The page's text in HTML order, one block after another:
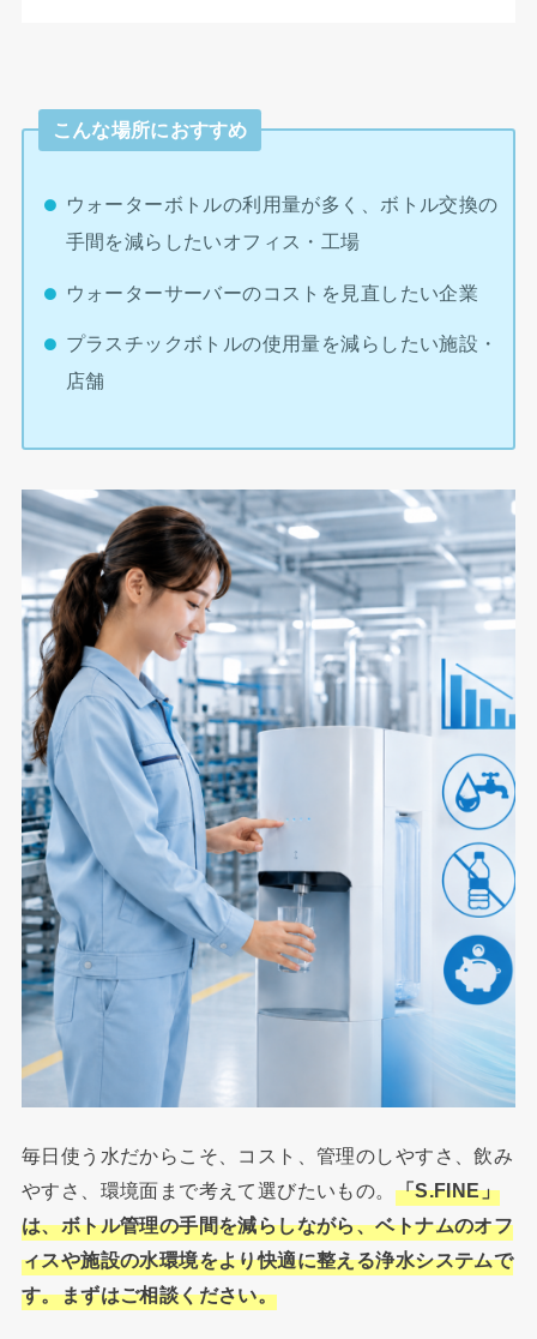
こんな場所におすすめ
ウォーターボトルの利用量が多く、ボトル交換の
手間を減らしたいオフィス・工場
ウォーターサーバーのコストを見直したい企業
プラスチックボトルの使用量を減らしたい施設・
店舗
毎日使う水だからこそ、コスト、管理のしやすさ、飲み
やすさ、環境面まで考えて選びたいもの。 「S.FINE」
は、ボトル管理の手間を減らしながら、ベトナムのオフ
ィスや施設の水環境をより快適に整える浄水システムで
す。まずはご相談ください。